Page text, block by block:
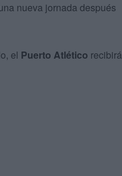
nueva jornada después
el Puerto Atlético recibirá